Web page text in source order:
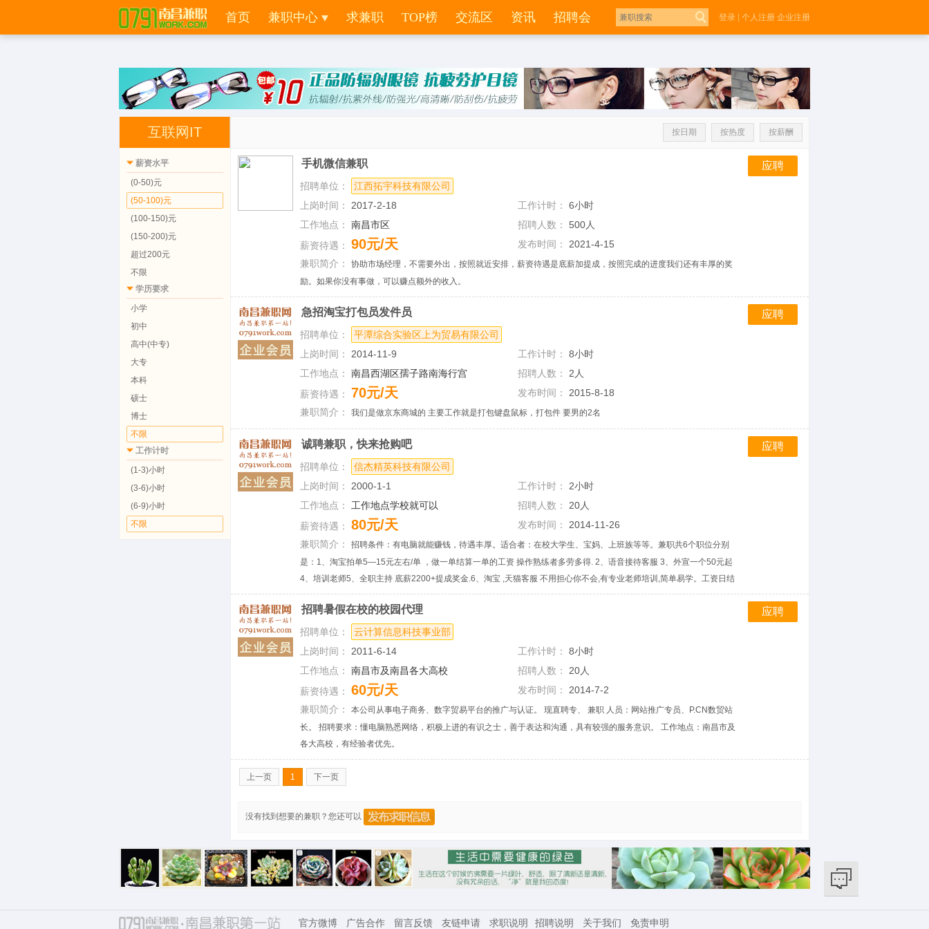
and work.cpy_time>0 order by work.cpy_date desc
首页 兼职中心 求兼职 TOP榜 交流区 资讯 招聘会 登录 个人注册 企业注册
互联网IT
薪资水平
(0-50)元
(50-100)元
(100-150)元
(150-200)元
超过200元
不限
学历要求
小学
初中
高中(中专)
大专
本科
硕士
博士
不限
工作计时
(1-3)小时
(3-6)小时
(6-9)小时
不限
按日期 按热度 按薪酬
手机微信兼职
招聘单位：
江西拓宇科技有限公司
上岗时间： 2017-2-18 工作计时： 6小时
工作地点： 南昌市区 招聘人数： 500人
薪资待遇： 90元/天 发布时间： 2021-4-15
兼职简介： 协助市场经理，不需要外出，按照就近安排，薪资待遇是底薪加提成，按照完成的进度我们还有丰厚的奖
励。如果你没有事做，可以赚点额外的收入。
应聘
急招淘宝打包员发件员
招聘单位：
平潭综合实验区上为贸易有限公司
上岗时间： 2014-11-9 工作计时： 8小时
工作地点： 南昌西湖区孺子路南海行宫 招聘人数： 2人
薪资待遇： 70元/天 发布时间： 2015-8-18
兼职简介： 我们是做京东商城的 主要工作就是打包键盘鼠标，打包件 要男的2名
应聘
诚聘兼职，快来抢购吧
招聘单位：
信杰精英科技有限公司
上岗时间： 2000-1-1 工作计时： 2小时
工作地点： 工作地点学校就可以 招聘人数： 20人
薪资待遇： 80元/天 发布时间： 2014-11-26
兼职简介： 招聘条件：有电脑就能赚钱，待遇丰厚。适合者：在校大学生、宝妈、上班族等等。兼职共6个职位分别
是：1、淘宝拍单5—15元左右/单 ，做一单结算一单的工资 操作熟练者多劳多得. 2、语音接待客服 3、外宣一个50元起
4、培训老师5、全职主持 底薪2200+提成奖金.6、淘宝 ,天猫客服 不用担心你不会,有专业老师培训,简单易学。工资日结
应聘
招聘暑假在校的校园代理
招聘单位：
云计算信息科技事业部
上岗时间： 2011-6-14 工作计时： 8小时
工作地点： 南昌市及南昌各大高校 招聘人数： 20人
薪资待遇： 60元/天 发布时间： 2014-7-2
兼职简介： 本公司从事电子商务、数字贸易平台的推广与认证。 现直聘专、 兼职 人员：网站推广专员、P.CN数贸站
长。 招聘要求：懂电脑熟悉网络，积极上进的有识之士，善于表达和沟通，具有较强的服务意识。 工作地点：南昌市及
各大高校，有经验者优先。
应聘
上一页 1 下一页
没有找到想要的兼职？您还可以
官方微博 广告合作 留言反馈 友链申请 求职说明 招聘说明 关于我们 免责申明